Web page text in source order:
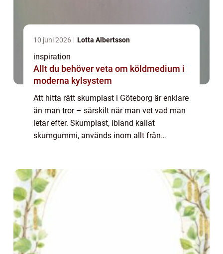
10 juni 2026 Lotta Albertsson
inspiration
Allt du behöver veta om köldmedium i
moderna kylsystem
Att hitta rätt skumplast i Göteborg är enklare
än man tror – särskilt när man vet vad man
letar efter. Skumplast, ibland kallat
skumgummi, används inom allt från